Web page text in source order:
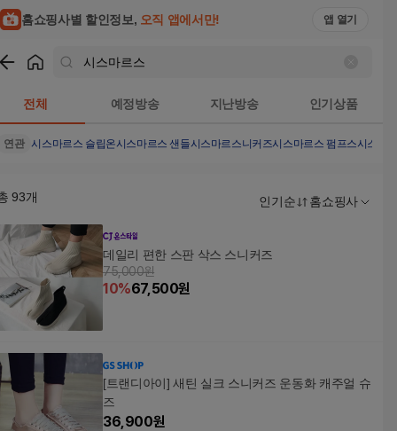
홈쇼핑사별 할인정보, 오직 앱에서만! 앱 열기
전체 예정방송 지난방송 인기상품
연관 시스마르스 슬립온시스마르스 샌들시스마르스니커즈시스마르스 펌프스시스마
93개 인기순 홈쇼핑사
데일리 편한 스판 삭스 스니커즈
75,000원
10%67,500원
[트랜디아이] 새틴 실크 스니커즈 운동화 캐주얼 슈
즈
36,900원